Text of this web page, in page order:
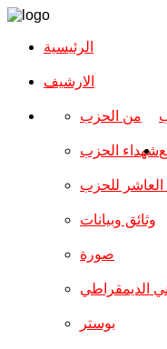
الرئيسية
الارشیف
من الحزب
شهداء الحزب
العاشر للحزب
وثائق وبيانات
صورة
الديمقراطي
بوستر